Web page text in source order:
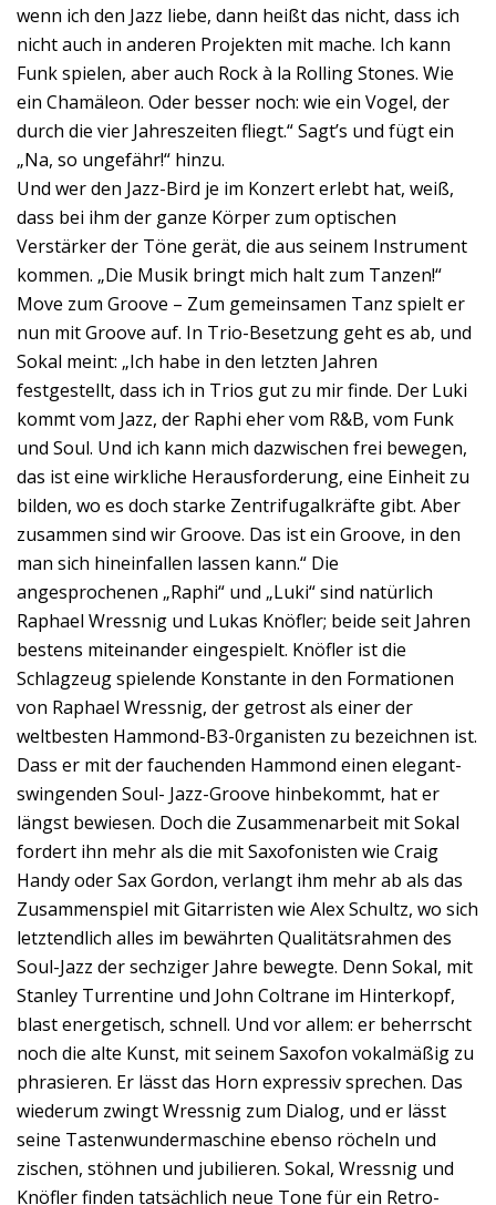
wenn ich den Jazz liebe, dann heißt das nicht, dass ich
nicht auch in anderen Projekten mit mache. Ich kann
Funk spielen, aber auch Rock à la Rolling Stones. Wie
ein Chamäleon. Oder besser noch: wie ein Vogel, der
durch die vier Jahreszeiten fliegt.“ Sagt’s und fügt ein
„Na, so ungefähr!“ hinzu.
Und wer den Jazz-Bird je im Konzert erlebt hat, weiß,
dass bei ihm der ganze Körper zum optischen
Verstärker der Töne gerät, die aus seinem Instrument
kommen. „Die Musik bringt mich halt zum Tanzen!“
Move zum Groove – Zum gemeinsamen Tanz spielt er
nun mit Groove auf. In Trio-Besetzung geht es ab, und
Sokal meint: „Ich habe in den letzten Jahren
festgestellt, dass ich in Trios gut zu mir finde. Der Luki
kommt vom Jazz, der Raphi eher vom R&B, vom Funk
und Soul. Und ich kann mich dazwischen frei bewegen,
das ist eine wirkliche Herausforderung, eine Einheit zu
bilden, wo es doch starke Zentrifugalkräfte gibt. Aber
zusammen sind wir Groove. Das ist ein Groove, in den
man sich hineinfallen lassen kann.“ Die
angesprochenen „Raphi“ und „Luki“ sind natürlich
Raphael Wressnig und Lukas Knöfler; beide seit Jahren
bestens miteinander eingespielt. Knöfler ist die
Schlagzeug spielende Konstante in den Formationen
von Raphael Wressnig, der getrost als einer der
weltbesten Hammond-B3-0rganisten zu bezeichnen ist.
Dass er mit der fauchenden Hammond einen elegant-
swingenden Soul- Jazz-Groove hinbekommt, hat er
längst bewiesen. Doch die Zusammenarbeit mit Sokal
fordert ihn mehr als die mit Saxofonisten wie Craig
Handy oder Sax Gordon, verlangt ihm mehr ab als das
Zusammenspiel mit Gitarristen wie Alex Schultz, wo sich
letztendlich alles im bewährten Qualitätsrahmen des
Soul-Jazz der sechziger Jahre bewegte. Denn Sokal, mit
Stanley Turrentine und John Coltrane im Hinterkopf,
blast energetisch, schnell. Und vor allem: er beherrscht
noch die alte Kunst, mit seinem Saxofon vokalmäßig zu
phrasieren. Er lässt das Horn expressiv sprechen. Das
wiederum zwingt Wressnig zum Dialog, und er lässt
seine Tastenwundermaschine ebenso röcheln und
zischen, stöhnen und jubilieren. Sokal, Wressnig und
Knöfler finden tatsächlich neue Tone für ein Retro-